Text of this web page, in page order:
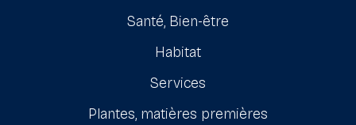
Santé, Bien-être
Habitat
Services
Plantes, matières premières